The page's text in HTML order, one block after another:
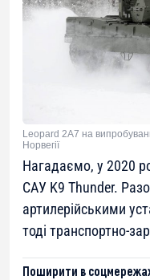
Leopard 2A7 на
Норвегії
Нагадаємо, у 2020
САУ K9 Thunder.
артилерійськими
тоді транспортно-
Поширити в